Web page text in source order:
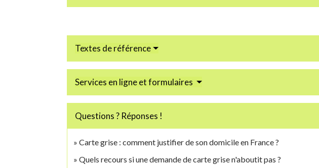
Textes de référence
Services en ligne et formulaires
Questions ? Réponses !
Carte grise : comment justifier de son domicile en France ?
Quels recours si une demande de carte grise n'aboutit pas ?